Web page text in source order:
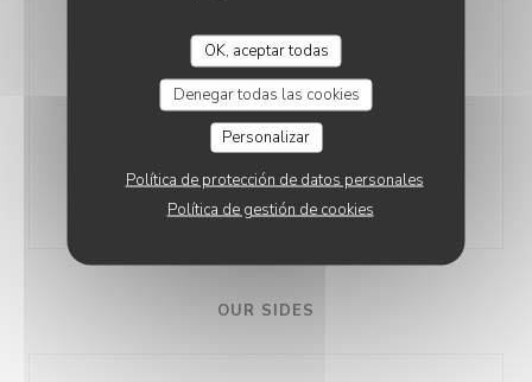
OK, aceptar todas
Denegar todas las cookies
Personalizar
Política de protección de datos personales
Política de gestión de cookies
Whole fish of the day
Prepared at your table, served with a sauce vierge
Butcher’s cut of beef
Blonde d’Aquitaine, served with a pepper or shallot
sauce
OUR SIDES